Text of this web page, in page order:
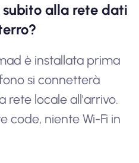
subito alla rete dati
è installata prima
si connetterà
rete locale all'arrivo.
code, niente Wi-Fi in